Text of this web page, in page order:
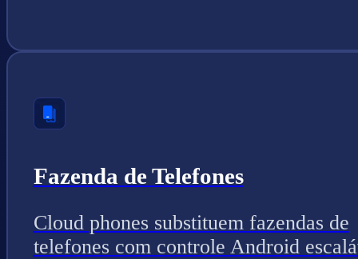
Fazenda de Telefones
Cloud phones substituem fazendas de
telefones com controle Android